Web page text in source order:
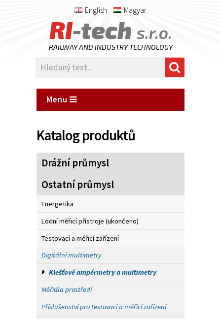
English Magyar
RI-tech s.r.o.
RAILWAY AND INDUSTRY TECHNOLOGY
Menu
Katalog produktů
Drážní průmysl
Ostatní průmysl
Energetika
Lodní měřicí přístroje (ukončeno)
Testovací a měřicí zařízení
Digitální multimetry
Klešťové ampérmetry a multimetry
Měřidla prostředí
Příslušenství pro testovací a měřicí zařízení